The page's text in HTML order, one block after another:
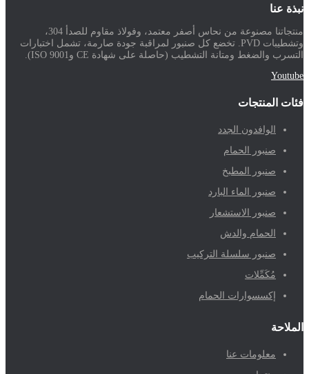
نبذة عنا
منتجاتنا مصنوعة من نحاس أصفر معتمد، وفولاذ مقاوم للصدأ 304،
وتشطيبات PVD. تخضع كل صنبور لمراقبة جودة صارمة، تشمل اختبارات
التسرب والضغط ومتانة التشطيب (حاصلة على شهادة CE وISO 9001).
Youtube
فئات المنتجات
الوافدون الجدد
صنبور الحمام
صنبور المطبخ
صنبور الماء البارد
صنبور الاستشعار
الحمام والدش
صنبور سلسلة التركيب
مُكَمِّلات
إكسسوارات الحمام
الملاحة
معلومات عنا